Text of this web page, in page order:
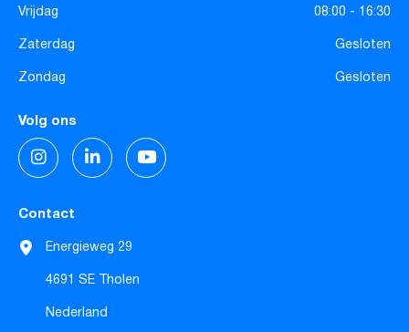
Vrijdag
08:00 - 16:30
Zaterdag
Gesloten
Zondag
Gesloten
Volg ons
Contact
Energieweg 29
4691 SE Tholen
Nederland